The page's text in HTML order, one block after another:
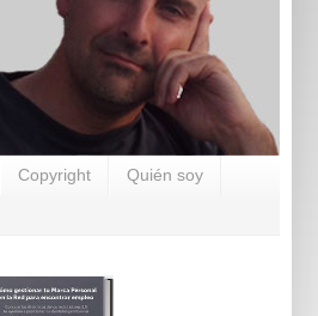
Copyright Quién soy